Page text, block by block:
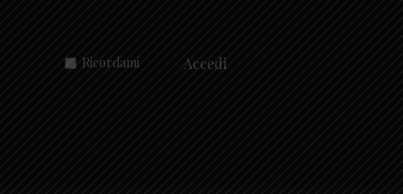
Ricordami Accedi